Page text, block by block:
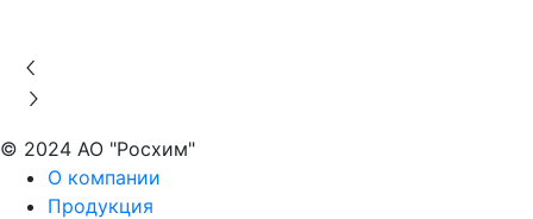
© 2024 АО "Росхим"
О компании
Продукция